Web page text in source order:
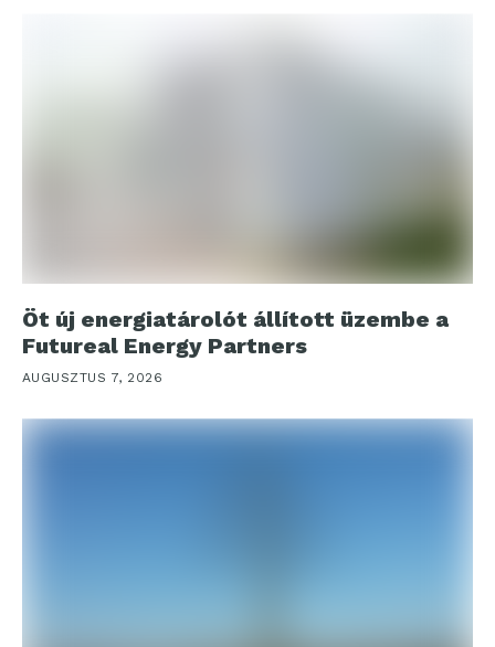
Öt új energiatárolót állított üzembe a
Futureal Energy Partners
AUGUSZTUS 7, 2026